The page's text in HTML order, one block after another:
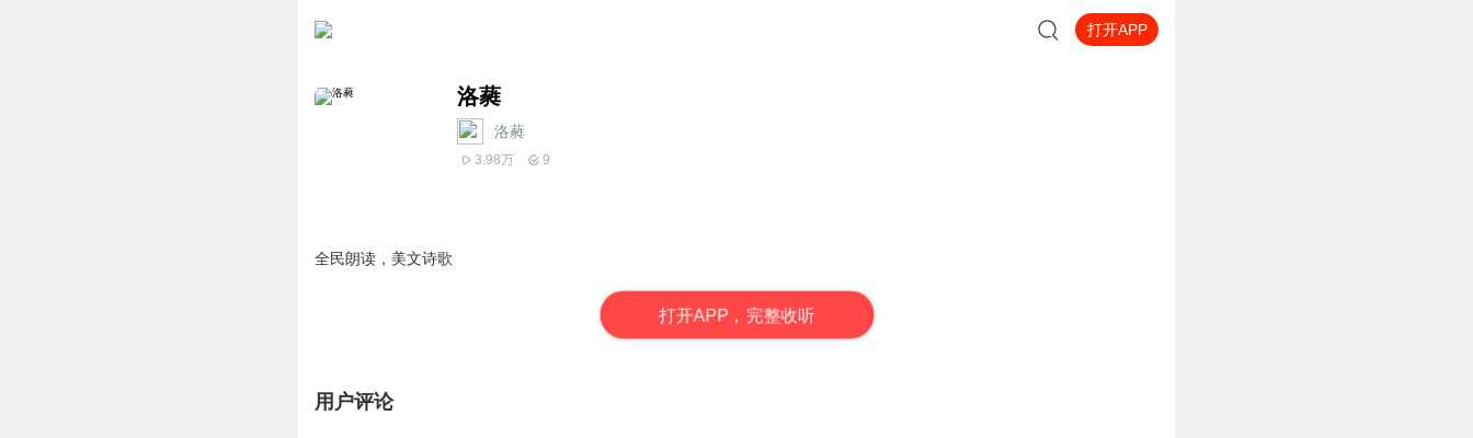
打开APP
洛蕤
洛蕤
3.98万 9
全民朗读，美文诗歌
打开APP，完整收听
用户评论